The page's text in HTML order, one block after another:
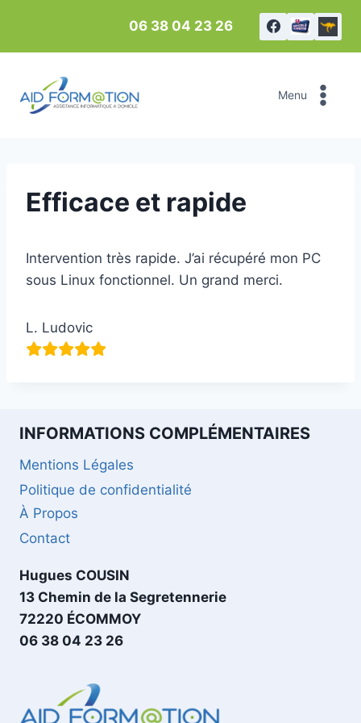
contenu
06 38 04 23 26
Menu
Efficace et rapide
Intervention très rapide. J’ai récupéré mon PC
sous Linux fonctionnel. Un grand merci.
L. Ludovic
INFORMATIONS COMPLÉMENTAIRES
Mentions Légales
Politique de confidentialité
À Propos
Contact
Hugues COUSIN
13 Chemin de la Segretennerie
72220 ÉCOMMOY
06 38 04 23 26